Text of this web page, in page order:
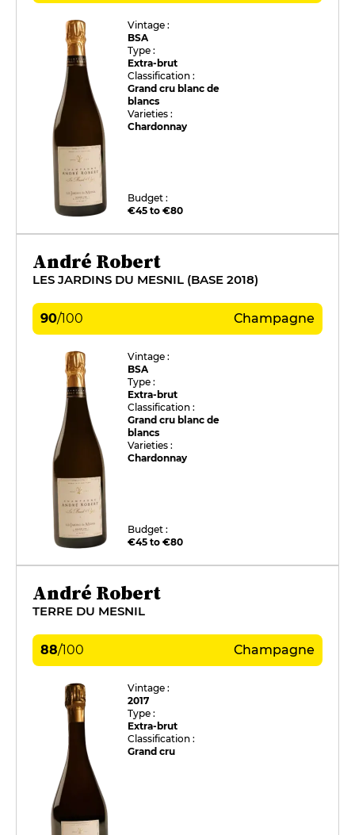
Vintage :
BSA
Type :
Extra-brut
Classification :
Grand cru blanc de
blancs
Varieties :
Chardonnay
Budget :
€45 to €80
André Robert
LES JARDINS DU MESNIL (BASE 2018)
90/100 Champagne
Vintage :
BSA
Type :
Extra-brut
Classification :
Grand cru blanc de
blancs
Varieties :
Chardonnay
Budget :
€45 to €80
André Robert
TERRE DU MESNIL
88/100 Champagne
Vintage :
2017
Type :
Extra-brut
Classification :
Grand cru